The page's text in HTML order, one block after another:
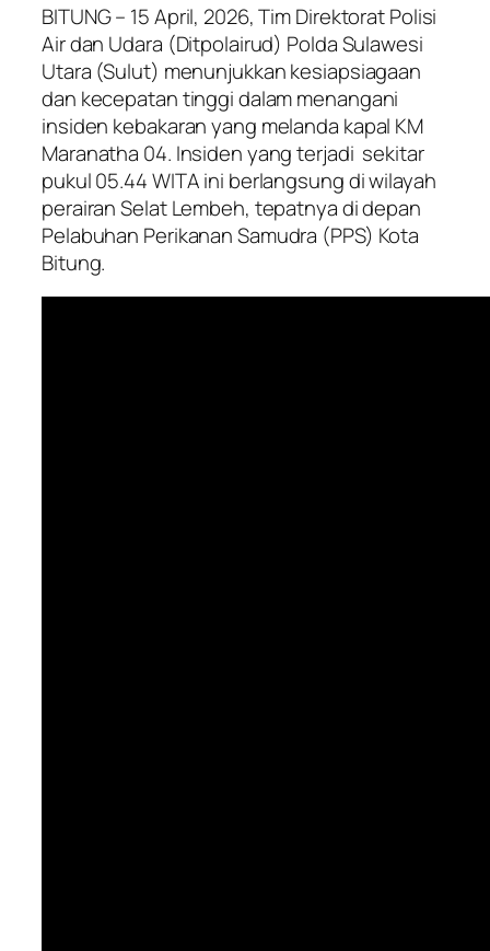
BITUNG – 15 April, 2026, Tim Direktorat Polisi
Air dan Udara (Ditpolairud) Polda Sulawesi
Utara (Sulut) menunjukkan kesiapsiagaan
dan kecepatan tinggi dalam menangani
insiden kebakaran yang melanda kapal KM
Maranatha 04. Insiden yang terjadi sekitar
pukul 05.44 WITA ini berlangsung di wilayah
perairan Selat Lembeh, tepatnya di depan
Pelabuhan Perikanan Samudra (PPS) Kota
Bitung.